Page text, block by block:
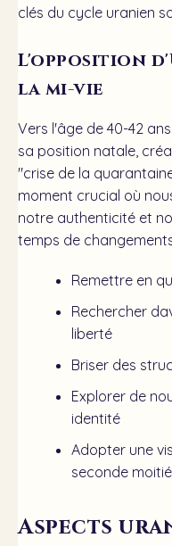
clés du cycle uranien
L'opposition
la mi-vie
Vers l'âge de 40-42
sa position natale,
"crise de la
moment crucial où
notre authenticité et
temps de
Remettre en
Rechercher
liberté
Briser des
Explorer de
identité
Adopter une
seconde
Aspects